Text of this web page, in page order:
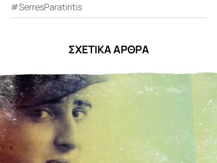
#SerresParatiritis
ΣΧΕΤΙΚΑ ΑΡΘΡΑ